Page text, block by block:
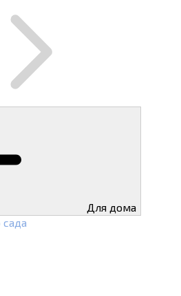
Для дома